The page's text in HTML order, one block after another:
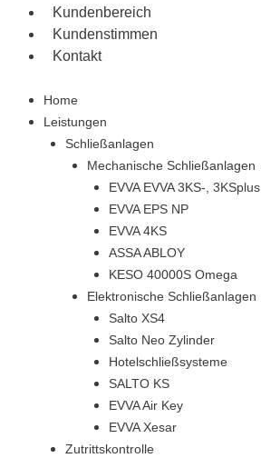
Kundenbereich
Kundenstimmen
Kontakt
Home
Leistungen
Schließanlagen
Mechanische Schließanlagen
EVVA EVVA 3KS-, 3KSplus
EVVA EPS NP
EVVA 4KS
ASSA ABLOY
KESO 40000S Omega
Elektronische Schließanlagen
Salto XS4
Salto Neo Zylinder
Hotelschließsysteme
SALTO KS
EVVA Air Key
EVVA Xesar
Zutrittskontrolle